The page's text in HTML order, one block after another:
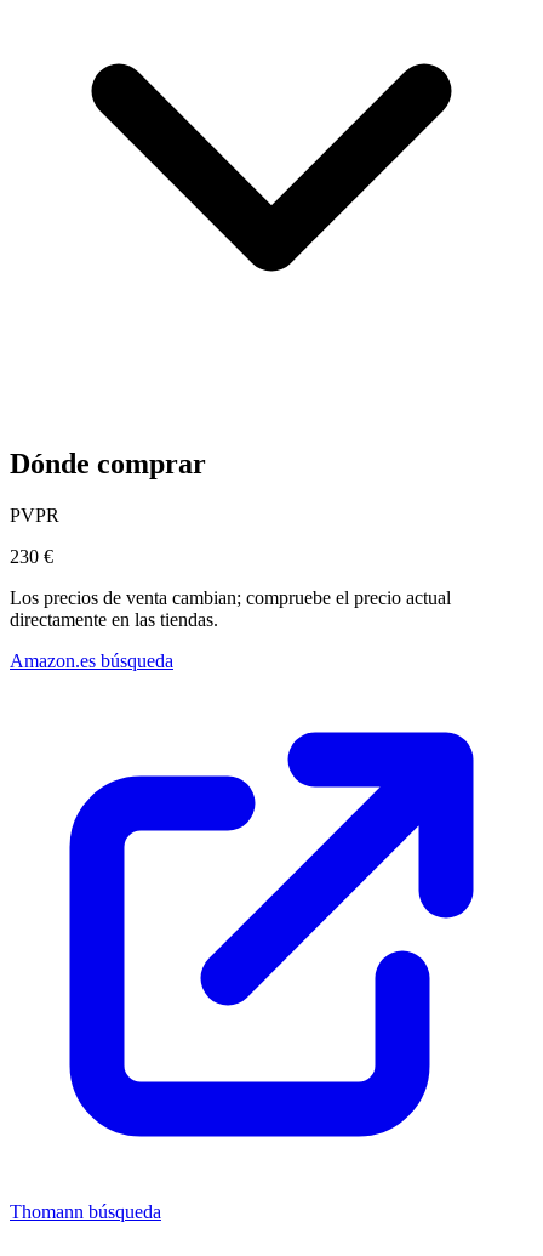
Dónde comprar
PVPR
230 €
Los precios de venta cambian; compruebe el precio actual
directamente en las tiendas.
Amazon.es búsqueda
Thomann búsqueda